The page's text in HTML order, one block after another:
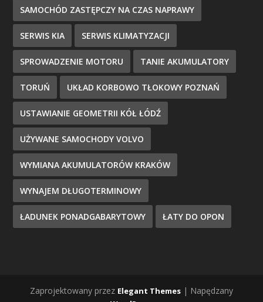
SAMOCHÓD ZASTĘPCZY NA CZAS NAPRAWY
SERWIS KIA SERWIS KLIMATYZACJI
SPROWADZENIE MOTORU TANIE AKUMULATORY
TORUŃ UKŁAD KORBOWO TŁOKOWY POZNAŃ
USTAWIANIE GEOMETRII KÓŁ ŁÓDŹ
UŻYWANE SAMOCHODY VOLVO
WYMIANA AKUMULATORÓW KRAKÓW
WYNAJEM DŁUGOTERMINOWY
ŁADUNEK PONADGABARYTOWY ŁATY DO OPON
Zaprojektowany przez Elegant Themes | Napędzany